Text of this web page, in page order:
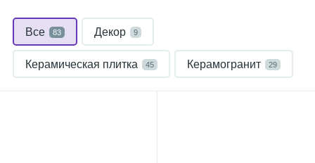
Все 83 Декор 9
Керамическая плитка 45 Керамогранит 29